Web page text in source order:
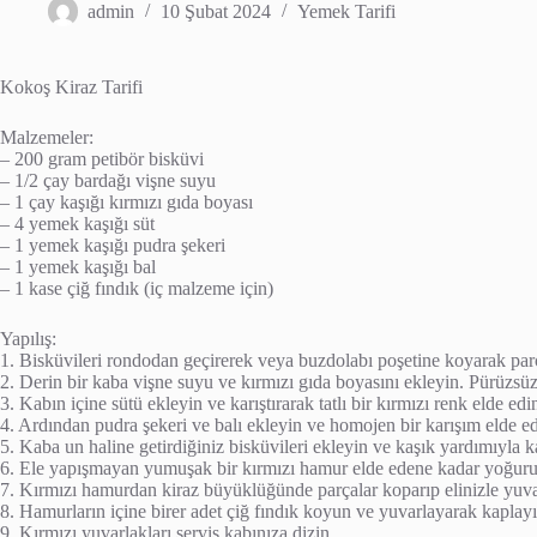
admin 10 Şubat 2024 Yemek Tarifi
Kokoş Kiraz Tarifi
Malzemeler:
– 200 gram petibör bisküvi
– 1/2 çay bardağı vişne suyu
– 1 çay kaşığı kırmızı gıda boyası
– 4 yemek kaşığı süt
– 1 yemek kaşığı pudra şekeri
– 1 yemek kaşığı bal
– 1 kase çiğ fındık (iç malzeme için)
Yapılış:
1. Bisküvileri rondodan geçirerek veya buzdolabı poşetine koyarak
2. Derin bir kaba vişne suyu ve kırmızı gıda boyasını ekleyin.
3. Kabın içine sütü ekleyin ve karıştırarak tatlı bir kırmızı renk elde
4. Ardından pudra şekeri ve balı ekleyin ve homojen bir karışım elde
5. Kaba un haline getirdiğiniz bisküvileri ekleyin ve kaşık yardımıyla
6. Ele yapışmayan yumuşak bir kırmızı hamur elde edene kadar
7. Kırmızı hamurdan kiraz büyüklüğünde parçalar koparıp elinizle
8. Hamurların içine birer adet çiğ fındık koyun ve yuvarlayarak
9. Kırmızı yuvarlakları servis kabınıza dizin.